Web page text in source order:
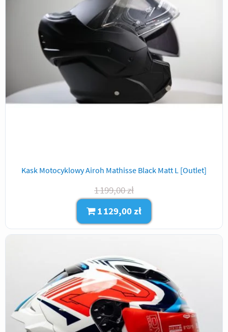
Kask Motocyklowy Airoh Mathisse Black Matt L [Outlet]
1 199,00 zł
1 129,00 zł